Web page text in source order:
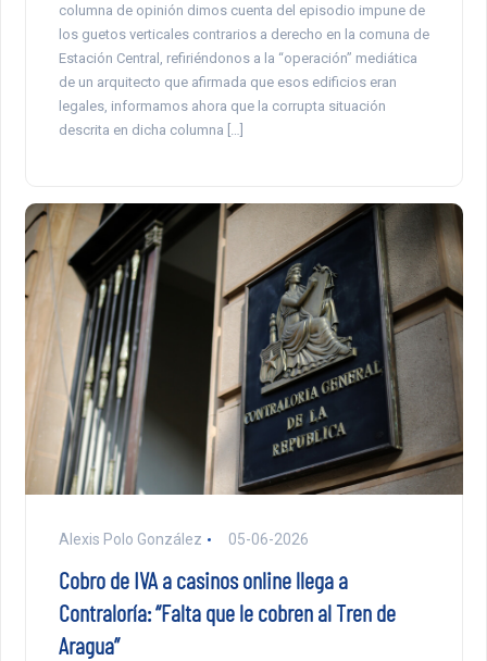
columna de opinión dimos cuenta del episodio impune de
los guetos verticales contrarios a derecho en la comuna de
Estación Central, refiriéndonos a la “operación” mediática
de un arquitecto que afirmada que esos edificios eran
legales, informamos ahora que la corrupta situación
descrita en dicha columna […]
Alexis Polo González 05-06-2026
Cobro de IVA a casinos online llega a
Contraloría: “Falta que le cobren al Tren de
Aragua”